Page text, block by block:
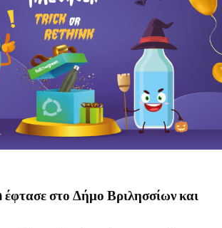
στο Δήμο Βριλησσίων και